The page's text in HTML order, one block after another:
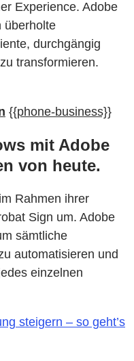
Experience. Adobe
überholte
durchgängig
transformieren.
{{phone-business}}
mit Adobe
von heute.
Rahmen ihrer
Sign um. Adobe
sämtliche
automatisieren und
einzelnen
steigern – so geht’s